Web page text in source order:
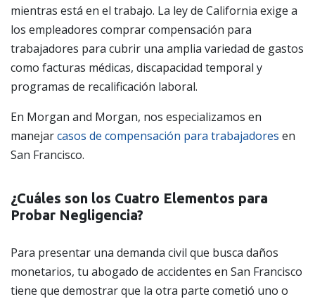
mientras está en el trabajo. La ley de California exige a
los empleadores comprar compensación para
trabajadores para cubrir una amplia variedad de gastos
como facturas médicas, discapacidad temporal y
programas de recalificación laboral.
En Morgan and Morgan, nos especializamos en
manejarcasos de compensación para trabajadores en
San Francisco.
¿Cuáles son los Cuatro Elementos para
Probar Negligencia?
Para presentar una demanda civil que busca daños
monetarios, tu abogado de accidentes en San Francisco
tiene que demostrar que la otra parte cometió uno o